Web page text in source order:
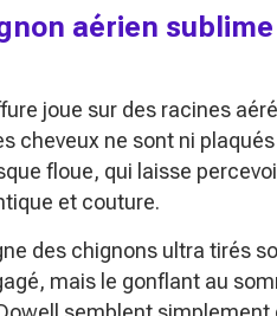
aérien
joue sur des racines
cheveux ne sont ni
floue, qui laisse
et couture.
des chignons ultra tirés
mais le gonflant au